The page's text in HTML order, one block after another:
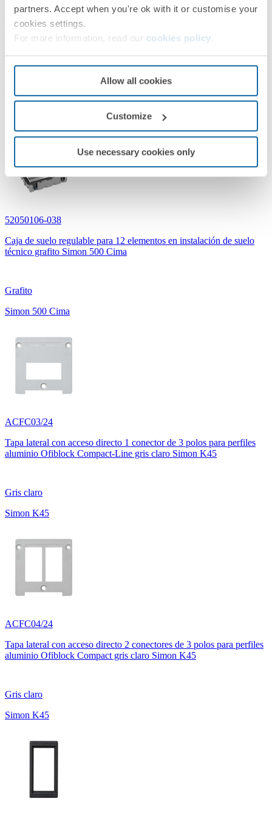
partners. Accept when you're ok with it or customise your
cookies settings.
For more information, read our cookies policy
Allow all cookies
Customize
Use necessary cookies only
52050106-035
Caja de suelo regulable para 12 elementos en instalación de suelo
52050106-038
Caja de suelo regulable para 12 elementos en instalación de suelo
técnico grafito Simon 500 Cima
Grafito
Simon 500 Cima
ACFC03/24
Tapa lateral con acceso directo 1 conector de 3 polos para perfiles
aluminio Ofiblock Compact-Line gris claro Simon K45
Gris claro
Simon K45
ACFC04/24
Tapa lateral con acceso directo 2 conectores de 3 polos para perfiles
aluminio Ofiblock Compact gris claro Simon K45
Gris claro
Simon K45